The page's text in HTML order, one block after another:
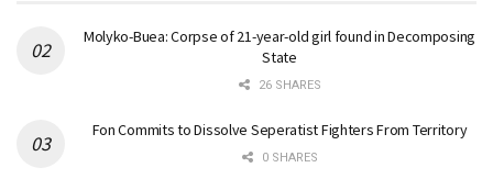
Molyko-Buea: Corpse of 21-year-old girl found in Decomposing
State
26 SHARES
Fon Commits to Dissolve Seperatist Fighters From Territory
0 SHARES